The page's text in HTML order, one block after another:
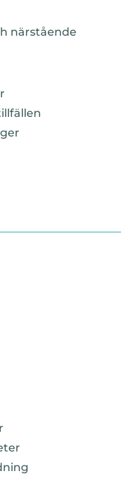
närstående